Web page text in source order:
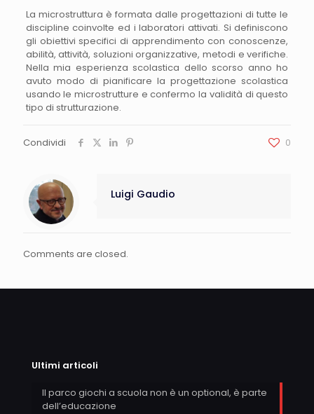
La microstruttura è formata dalle progettazioni di tutte le
discipline coinvolte ed i laboratori attivati. Si definiscono
gli obiettivi specifici di apprendimento con conoscenze,
abilità, attività, soluzioni organizzative, metodi e verifiche.
Nella mia esperienza scolastica dello scorso anno ho
avuto modo di pianificare la progettazione scolastica
usando le microstrutture e confermo la validità di questo
tipo di strutturazione.
Condividi 0
Luigi Gaudio
Comments are closed.
Ultimi articoli
Il parco giochi a scuola non è un optional, è parte
dell’educazione